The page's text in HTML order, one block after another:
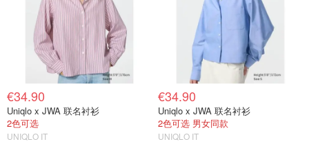
€34.90
Uniqlo x JWA 联名衬衫
2色可选
UNIQLO IT
€34.90
Uniqlo x JWA 联名衬衫
2色可选 男女同款
UNIQLO IT